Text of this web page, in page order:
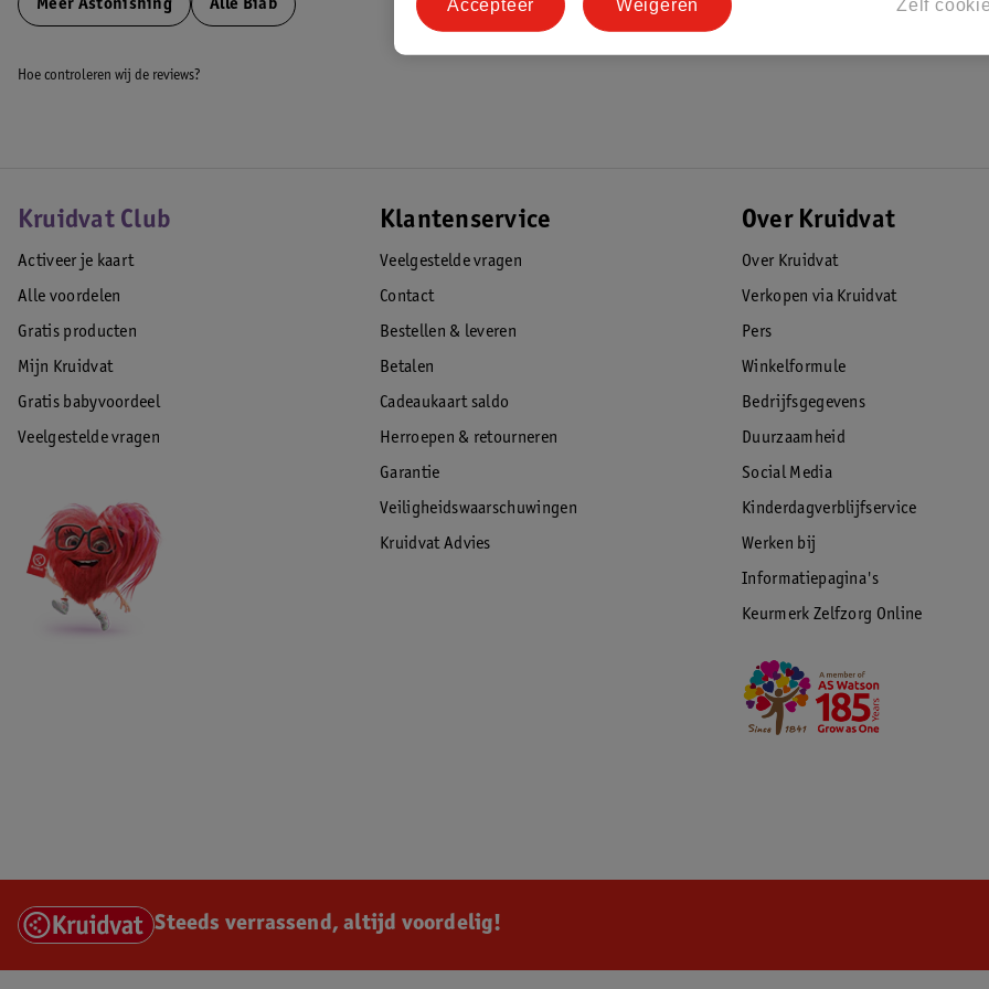
Meer Astonishing Alle Biab
Hoe controleren wij de reviews?
Kruidvat Club
Activeer je kaart
Alle voordelen
Gratis producten
Mijn Kruidvat
Gratis babyvoordeel
Veelgestelde vragen
Klantenservice
Veelgestelde vragen
Contact
Bestellen & leveren
Betalen
Cadeaukaart saldo
Herroepen & retourneren
Garantie
Veiligheidswaarschuwingen
Kruidvat Advies
Over Kruidvat
Over Kruidvat
Verkopen via Kruidvat
Pers
Winkelformule
Bedrijfsgegevens
Duurzaamheid
Social Media
Kinderdagverblijfservice
Werken bij
Informatiepagina's
Keurmerk Zelfzorg Online
Steeds verrassend, altijd voordelig!
Zelf
Weigeren
Accepteer